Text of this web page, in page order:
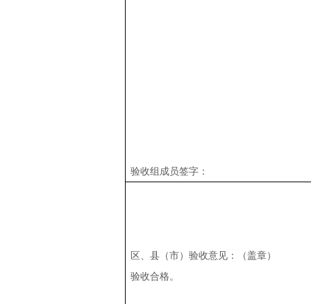
验收组成员
区、县（市）验收意见：（盖章）
验收合格。